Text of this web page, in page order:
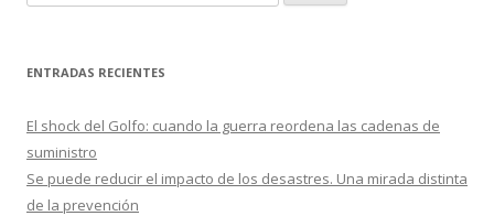
u
c
r
ENTRADAS RECIENTES
El shock del Golfo: cuando la guerra reordena las cadenas de
suministro
Se puede reducir el impacto de los desastres. Una mirada distinta
de la prevención